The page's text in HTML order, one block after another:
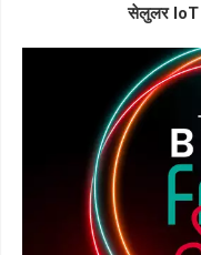
सेलुलर IoT